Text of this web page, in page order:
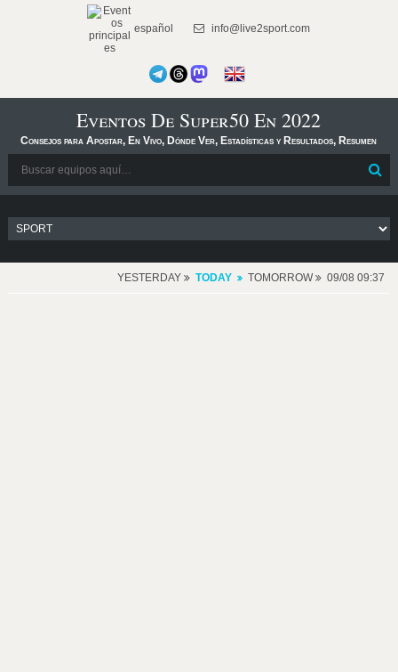
español info@live2sport.com
Eventos De Super50 En 2022
Consejos para Apostar, En Vivo, Dónde Ver, Estadísticas y Resultados, Resumen
YESTERDAY TODAY TOMORROW 09/08 09:37